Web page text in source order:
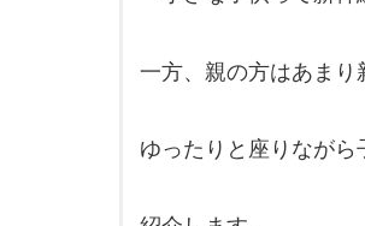
一方、親の方はあまり
ゆったりと座りなが